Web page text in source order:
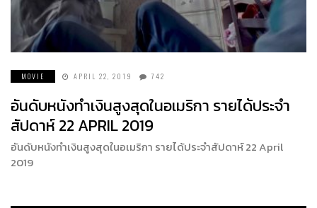
MOVIE APRIL 22, 2019 742
อันดับหนังทำเงินสูงสุดในอเมริกา รายได้ประจำ
สัปดาห์ 22 APRIL 2019
อันดับหนังทำเงินสูงสุดในอเมริกา รายได้ประจำสัปดาห์ 22 April
2019